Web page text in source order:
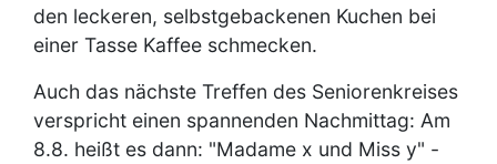
den leckeren, selbstgebackenen Kuchen bei
einer Tasse Kaffee schmecken.
Auch das nächste Treffen des Seniorenkreises
verspricht einen spannenden Nachmittag: Am
8.8. heißt es dann: "Madame x und Miss y" -